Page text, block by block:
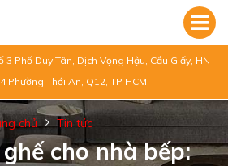
Phố Duy Tân, Dịch Vọng Hậu, Cầu Giấy, HN
Phường Thới An, Q12, TP HCM
chủ Tin tức
cho nhà bếp: